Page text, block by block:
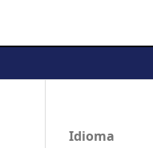
Idioma